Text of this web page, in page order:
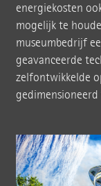
energiekosten
mogelijk te
museumbedrijf
geavanceerde
zelfontwikkelde